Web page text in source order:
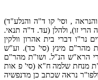
, וסי' קו ד"ה והנלע"ד)
הרי זו), ולהלן (עד. ד"ה תנאי.
נר"ו דברי בית אהרון וולקין
מהר"ם מינץ (סי' כד). וע"ש
הרא"ש הנ"ל. ושו"ת מהר"ם
מנחת שלמה ח"א (סי' פ אות
נראה שכתב כן מדנפשיה